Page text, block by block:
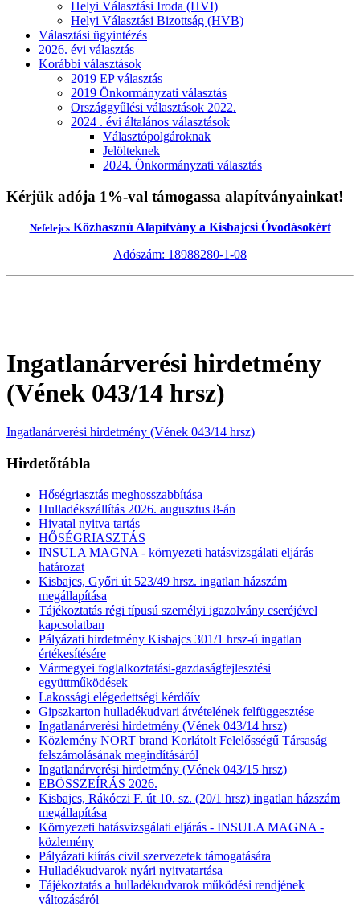
Helyi Választási Iroda (HVI)
Helyi Választási Bizottság (HVB)
Választási ügyintézés
2026. évi választás
Korábbi választások
2019 EP választás
2019 Önkormányzati választás
Országgyűlési választások 2022.
2024 . évi általános választások
Választópolgároknak
Jelölteknek
2024. Önkormányzati választás
Kérjük adója 1%-val támogassa alapítványainkat!
NefelejcsKözhasznú Alapítvány a Kisbajcsi Óvodásokért
Adószám: 18988280-1-08
Ingatlanárverési hirdetmény
(Vének 043/14 hrsz)
Ingatlanárverési hirdetmény (Vének 043/14 hrsz)
Hirdetőtábla
Hőségriasztás meghosszabbítása
Hulladékszállítás 2026. augusztus 8-án
Hivatal nyitva tartás
HŐSÉGRIASZTÁS
INSULA MAGNA - környezeti hatásvizsgálati eljárás
határozat
Kisbajcs, Győri út 523/49 hrsz. ingatlan házszám
megállapítása
Tájékoztatás régi típusú személyi igazolvány cseréjével
kapcsolatban
Pályázati hirdetmény Kisbajcs 301/1 hrsz-ú ingatlan
értékesítésére
Vármegyei foglalkoztatási-gazdaságfejlesztési
együttműködések
Lakossági elégedettségi kérdőív
Gipszkarton hulladékudvari átvételének felfüggesztése
Ingatlanárverési hirdetmény (Vének 043/14 hrsz)
Közlemény NORT brand Korlátolt Felelősségű Társaság
felszámolásának megindításáról
Ingatlanárverési hirdetmény (Vének 043/15 hrsz)
EBÖSSZEÍRÁS 2026.
Kisbajcs, Rákóczi F. út 10. sz. (20/1 hrsz) ingatlan házszám
megállapítása
Környezeti hatásvizsgálati eljárás - INSULA MAGNA -
közlemény
Pályázati kiírás civil szervezetek támogatására
Hulladékudvarok nyári nyitvatartása
Tájékoztatás a hulladékudvarok működési rendjének
változásáról